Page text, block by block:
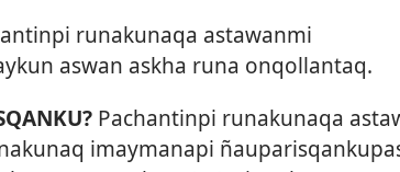
runakunaqa astawanmi
aswan askha runa onqollantaq.
Pachantinpi runakunaqa
imaymanapi